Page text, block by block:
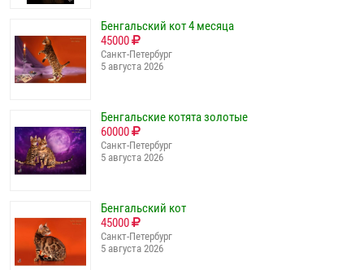
Бенгальский кот 4 месяца
45000
Санкт-Петербург
5 августа 2026
Бенгальские котята золотые
60000
Санкт-Петербург
5 августа 2026
Бенгальский кот
45000
Санкт-Петербург
5 августа 2026